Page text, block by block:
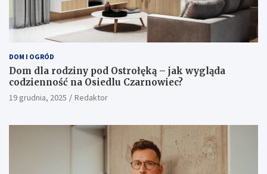
DOM I OGRÓD
Dom dla rodziny pod Ostrołęką – jak wygląda
codzienność na Osiedlu Czarnowiec?
19 grudnia, 2025 Redaktor